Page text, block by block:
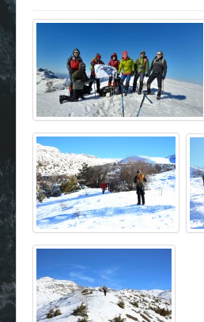
Ορειβασία
Αναρρίχηση
Βουνό και φύση
Φωτο - Video
Επικοινωνία